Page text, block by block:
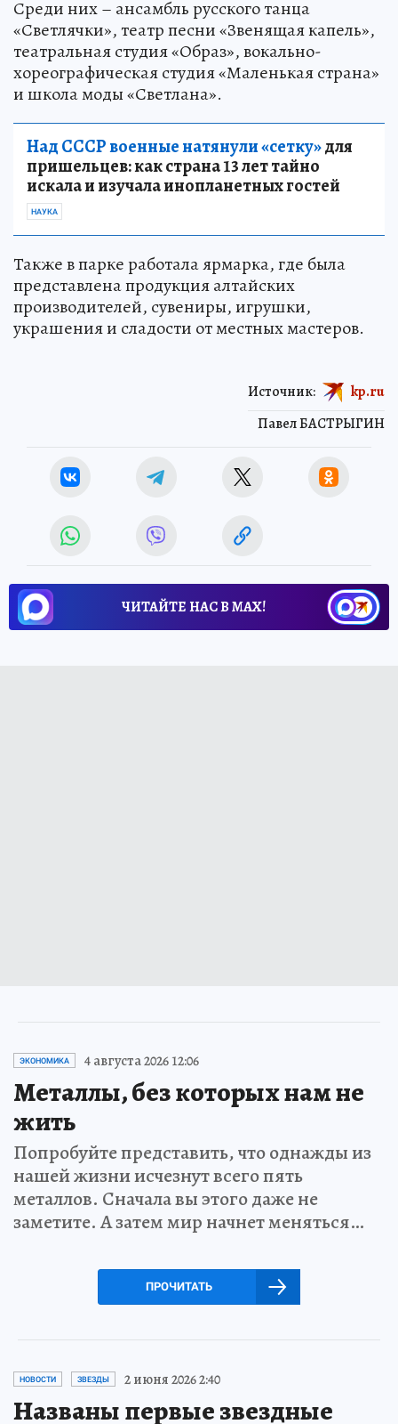
Среди них – ансамбль русского танца
«Светлячки», театр песни «Звенящая капель»,
театральная студия «Образ», вокально-
хореографическая студия «Маленькая страна»
и школа моды «Светлана».
Над СССР военные натянули «сетку»для
пришельцев: как страна 13 лет тайно
искала и изучала инопланетных гостей
НАУКА
Также в парке работала ярмарка, где была
представлена продукция алтайских
производителей, сувениры, игрушки,
украшения и сладости от местных мастеров.
Павел БАСТРЫГИН
Источник: kp.ru
ЧИТАЙТЕ НАС В МАХ!
ЭКОНОМИКА 4 августа 2026 12:06
Металлы, без которых нам не
жить
Попробуйте представить, что однажды из
нашей жизни исчезнут всего пять
металлов. Сначала вы этого даже не
заметите. А затем мир начнет меняться…
ПРОЧИТАТЬ
НОВОСТИ ЗВЕЗДЫ 2 июня 2026 2:40
Названы первые звездные